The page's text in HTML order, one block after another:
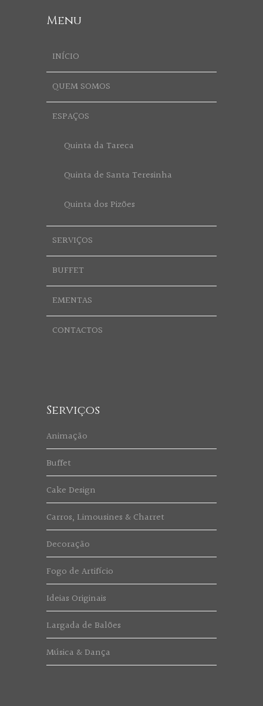
Menu
INÍCIO
QUEM SOMOS
ESPAÇOS
Quinta da Tareca
Quinta de Santa Teresinha
Quinta dos Pizões
SERVIÇOS
BUFFET
EMENTAS
CONTACTOS
Serviços
Animação
Buffet
Cake Design
Carros, Limousines & Charret
Decoração
Fogo de Artifício
Ideias Originais
Largada de Balões
Música & Dança